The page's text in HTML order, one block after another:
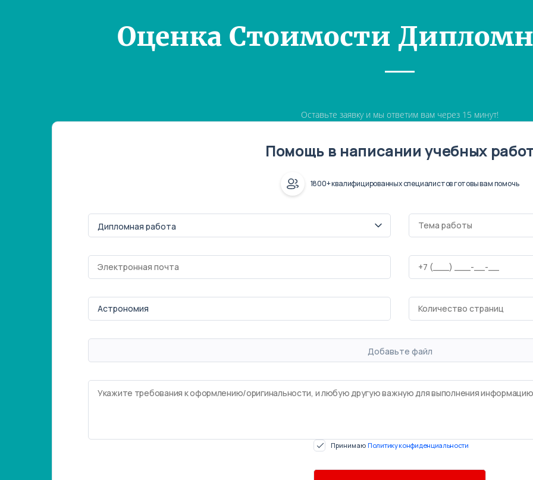
Оценка Стоимости
Оставьте заявку и мы ответим вам через 15 минут!
Помощь в написании учебных
1800+ квалифицированных специалистов готовы вам помочь
Добавьте файл
Принимаю Политику конфиденциальности